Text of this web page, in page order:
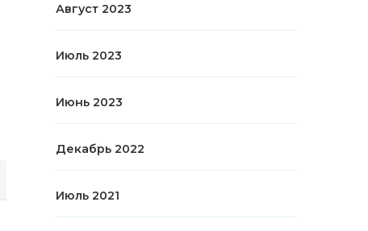
Август 2023
Июль 2023
Июнь 2023
Декабрь 2022
Июль 2021